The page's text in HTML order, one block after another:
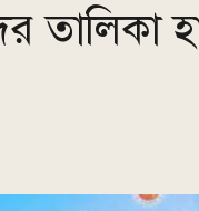
তালিকা